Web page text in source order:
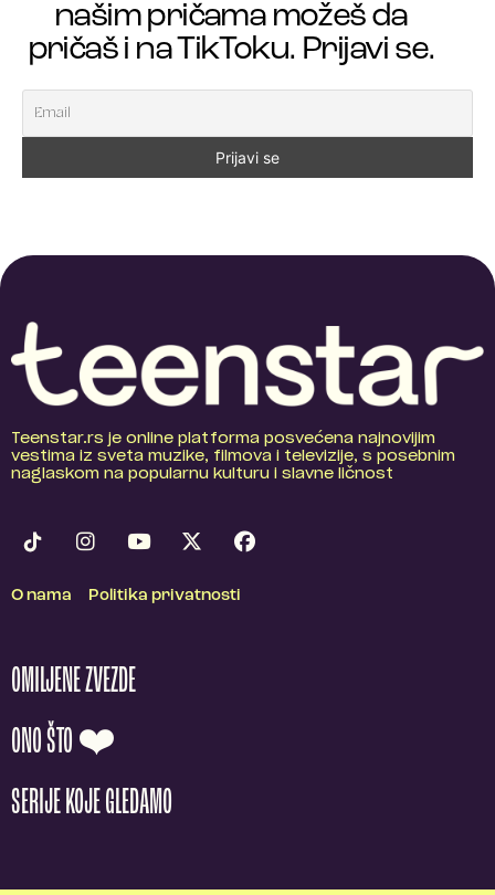
našim pričama možeš da
pričaš i na TikToku. Prijavi se.
Teenstar.rs je online platforma posvećena najnovijim
vestima iz sveta muzike, filmova i televizije, s posebnim
naglaskom na popularnu kulturu i slavne ličnost
O nama Politika privatnosti
OMILJENE ZVEZDE
ONO ŠTO ❤️
SERIJE KOJE GLEDAMO